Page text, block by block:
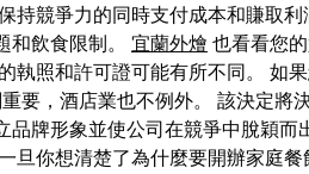
持競爭力的同時支付成本和賺取
和飲食限制。 宜蘭外燴 也看看您
執照和許可證可能有所不同。 如
要，酒店業也不例外。 該決定將
牌形象並使公司在競爭中脫穎
旦你想清楚了為什麼要開辦家庭